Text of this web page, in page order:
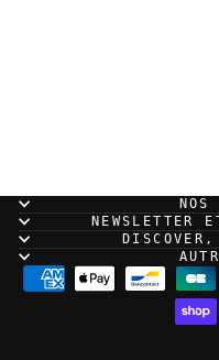
NOS
NEWSLETTER